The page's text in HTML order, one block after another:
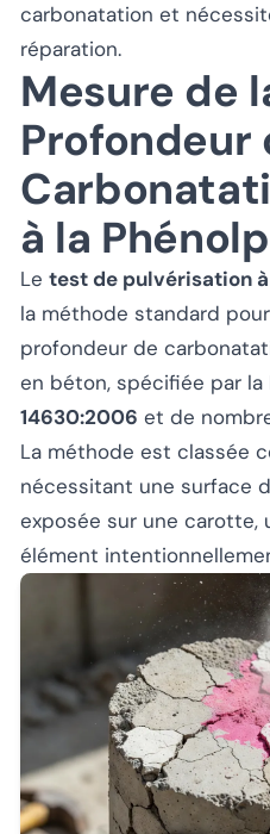
carbonatation et
réparation.
Mesure de
Profondeur
à la
Le test de pulvérisation
la méthode standard
profondeur de
en béton, spécifiée par la
14630:2006 et de
La méthode est classée
nécessitant une surface
exposée sur une carotte,
élément